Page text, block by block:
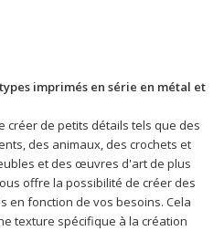
imprimés en série en métal et
créer de petits détails tels que des
des animaux, des crochets et
et des œuvres d'art de plus
offre la possibilité de créer des
en fonction de vos besoins. Cela
texture spécifique à la création